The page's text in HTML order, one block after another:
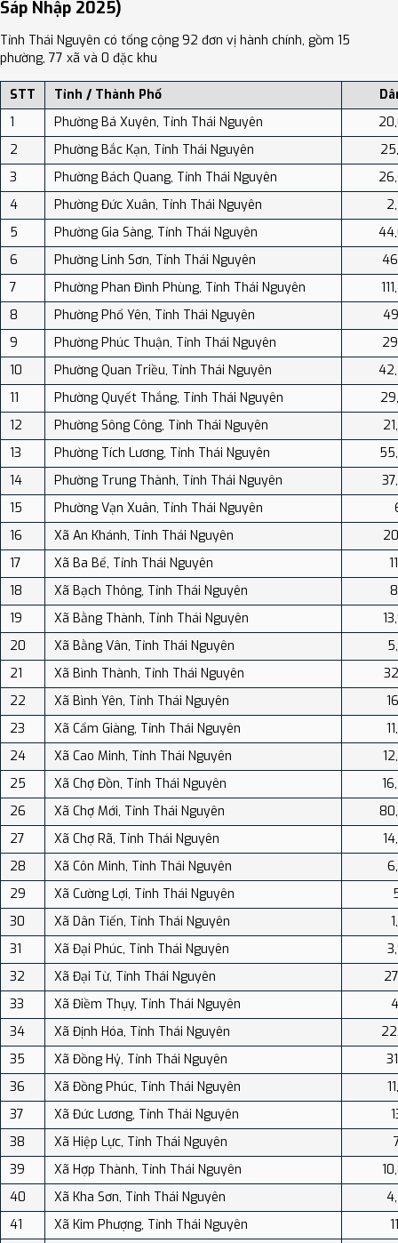
v.v...
Thai Nguyen, Khách sạn CƯỜNG THÀNH, Luxury 2bed apart- Tecco
thịnh đán thai nguyên - Samsung 20min, Háo Hức Village, Thai
Nguyen, Quỳnh Vy Hotel Thái Nguyên, Tùng Núi Homestay, Khách
sạn Phú Hưng v.v...
Sáp Nhập 2025)
Tỉnh Thái Nguyên có tổng cộng 92 đơn vị hành chính, gồm 15
phường, 77 xã và 0 đặc khu
STT Tỉnh / Thành Phố
1
Phường Bá Xuyên, Tỉnh Thái Nguyên
2
Phường Bắc Kạn, Tỉnh Thái Nguyên
3
Phường Bách Quang, Tỉnh Thái Nguyên
4
Phường Đức Xuân, Tỉnh Thái Nguyên
5
Phường Gia Sàng, Tỉnh Thái Nguyên
6
Phường Linh Sơn, Tỉnh Thái Nguyên
7
Phường Phan Đình Phùng, Tỉnh Thái Nguyên
8
Phường Phổ Yên, Tỉnh Thái Nguyên
9
Phường Phúc Thuận, Tỉnh Thái Nguyên
10
Phường Quan Triều, Tỉnh Thái Nguyên
11
Phường Quyết Thắng, Tỉnh Thái Nguyên
12
Phường Sông Công, Tỉnh Thái Nguyên
13
Phường Tích Lương, Tỉnh Thái Nguyên
14
Phường Trung Thành, Tỉnh Thái Nguyên
15
Phường Vạn Xuân, Tỉnh Thái Nguyên
16
Xã An Khánh, Tỉnh Thái Nguyên
17
Xã Ba Bể, Tỉnh Thái Nguyên
18
Xã Bạch Thông, Tỉnh Thái Nguyên
19
Xã Bằng Thành, Tỉnh Thái Nguyên
20
Xã Bằng Vân, Tỉnh Thái Nguyên
21
Xã Bình Thành, Tỉnh Thái Nguyên
22
Xã Bình Yên, Tỉnh Thái Nguyên
23
Xã Cẩm Giàng, Tỉnh Thái Nguyên
24
Xã Cao Minh, Tỉnh Thái Nguyên
25
Xã Chợ Đồn, Tỉnh Thái Nguyên
26
Xã Chợ Mới, Tỉnh Thái Nguyên
27
Xã Chợ Rã, Tỉnh Thái Nguyên
28
Xã Côn Minh, Tỉnh Thái Nguyên
29
Xã Cường Lợi, Tỉnh Thái Nguyên
30
Xã Dân Tiến, Tỉnh Thái Nguyên
31
Xã Đại Phúc, Tỉnh Thái Nguyên
32
Xã Đại Từ, Tỉnh Thái Nguyên
33
Xã Điềm Thụy, Tỉnh Thái Nguyên
34
Xã Định Hóa, Tỉnh Thái Nguyên
35
Xã Đồng Hỷ, Tỉnh Thái Nguyên
36
Xã Đồng Phúc, Tỉnh Thái Nguyên
37
Xã Đức Lương, Tỉnh Thái Nguyên
38
Xã Hiệp Lực, Tỉnh Thái Nguyên
39
Xã Hợp Thành, Tỉnh Thái Nguyên
40
Xã Kha Sơn, Tỉnh Thái Nguyên
41
Xã Kim Phượng, Tỉnh Thái Nguyên